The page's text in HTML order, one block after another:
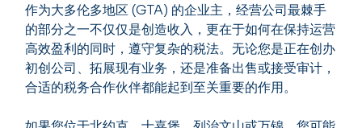
作为大多伦多地区 (GTA) 的企业主，经营公司最棘手
的部分之一不仅仅是创造收入，更在于如何在保持运营
高效盈利的同时，遵守复杂的税法。无论您是正在创办
初创公司、拓展现有业务，还是准备出售或接受审计，
合适的税务合作伙伴都能起到至关重要的作用。